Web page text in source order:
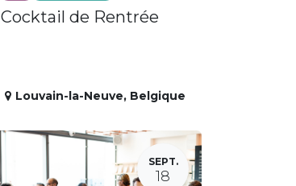
Cocktail de Rentrée
Louvain-la-Neuve, Belgique
SEPT.
18